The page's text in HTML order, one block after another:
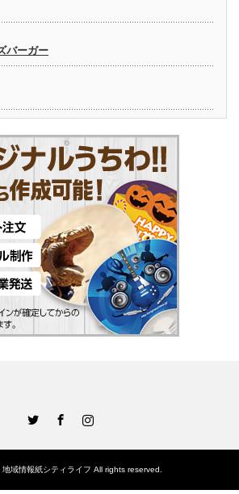
バーガー
地域情報紙シティライフ All rights reserved.